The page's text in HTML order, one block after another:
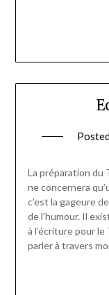
La préparation du
ne concernera
c’est la gageure
de l’humour. Il
à l’écriture pour
parler à travers